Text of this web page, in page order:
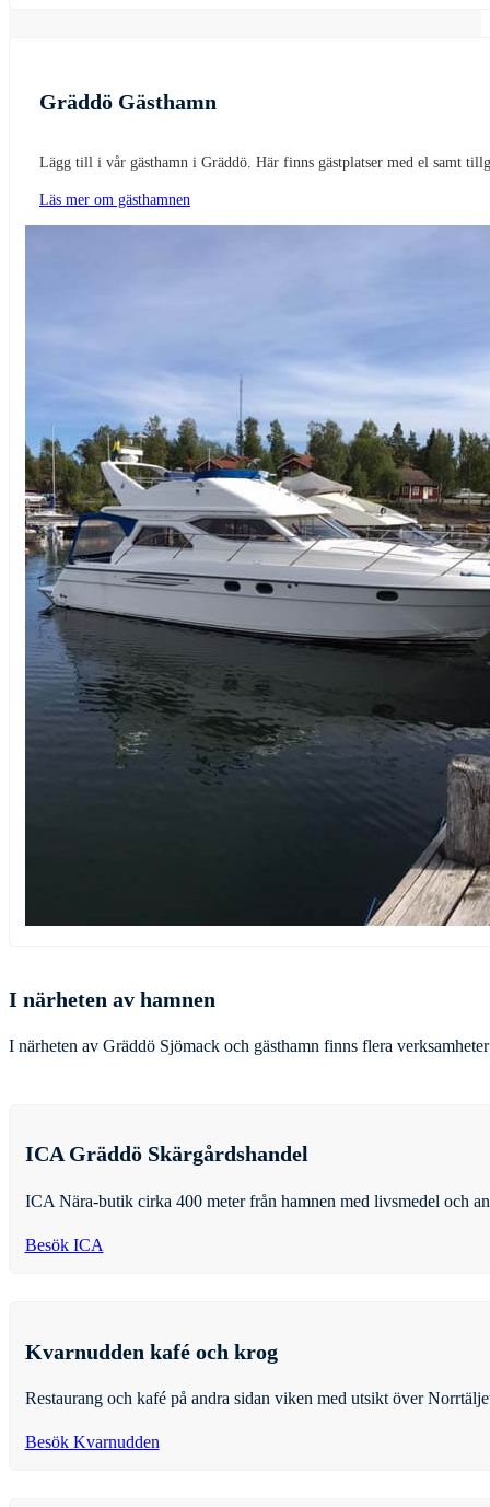
Gräddö Gästhamn
Lägg till i vår gästhamn i Gräddö. Här finns gästplatser med el samt
Läs mer om gästhamnen
I närheten av hamnen
I närheten av Gräddö Sjömack och gästhamn finns flera
ICA Gräddö Skärgårdshandel
ICA Nära-butik cirka 400 meter från hamnen med livsmedel och
Besök ICA
Kvarnudden kafé och krog
Restaurang och kafé på andra sidan viken med utsikt över
Besök Kvarnudden